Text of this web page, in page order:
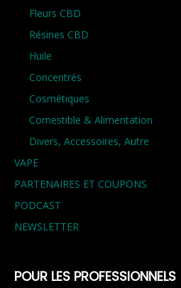
Fleurs CBD
Résines CBD
Huile
Concentrés
Cosmétiques
Comestible & Alimentation
Divers, Accessoires, Autre
VAPE
PARTENAIRES ET COUPONS
PODCAST
NEWSLETTER
POUR LES PROFESSIONNELS